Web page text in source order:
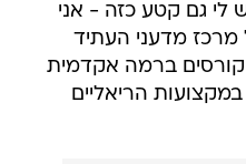
לי גם קטע כזה - אני
מרכז מדעני העתיד
קורסים ברמה אקדמית
הריאליים